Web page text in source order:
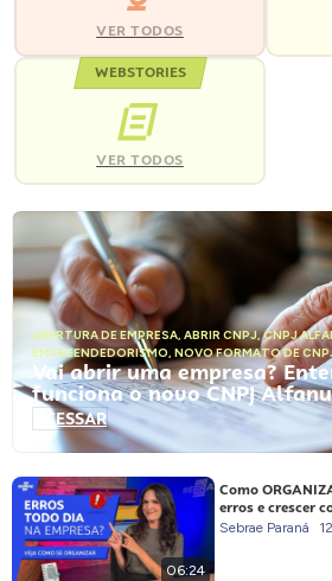
VER TODOS
WEBSTORIES
VER TODOS
ABERTURA DE EMPRESA, ABRIR CNPJ,CNPJ
EMPREENDEDORISMO, NOVO FORMATO DE
Vai abrir uma empresa?
funciona o novo CNPJ
ACESSAR
06:24
Como
erros e crescer
Sebrae Paraná